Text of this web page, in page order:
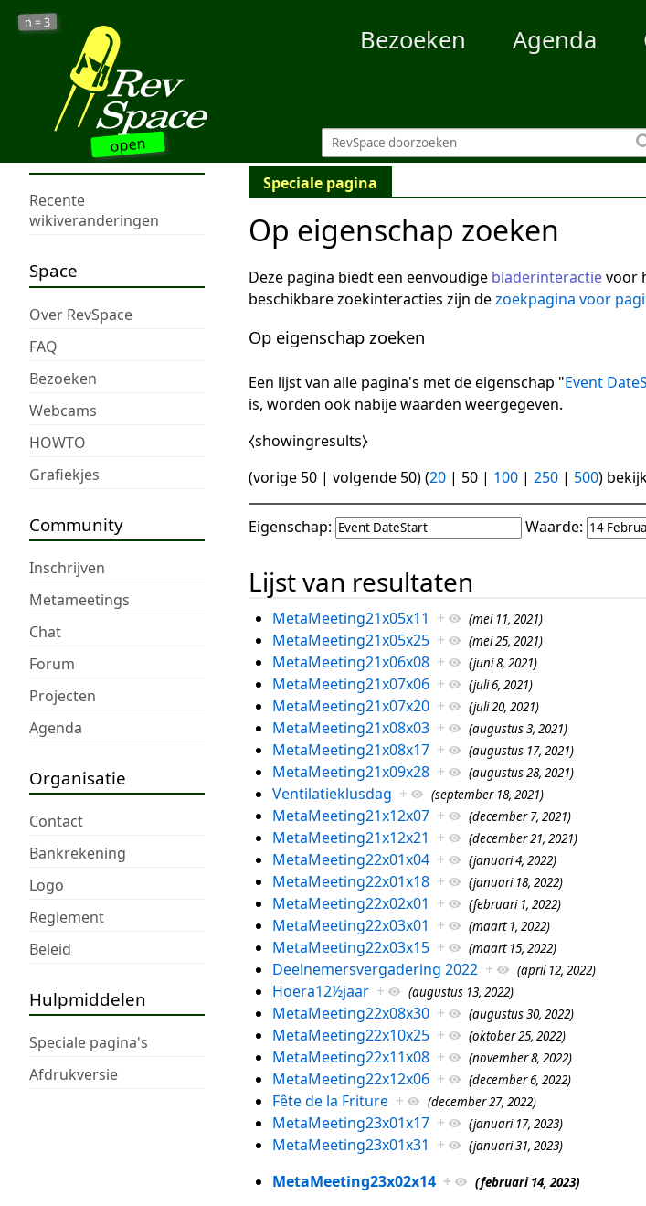
open
n =3
Bezoeken Agenda
Recente
wikiveranderingen
Space
Over RevSpace
FAQ
Bezoeken
Webcams
HOWTO
Grafiekjes
Community
Inschrijven
Metameetings
Chat
Forum
Projecten
Agenda
Organisatie
Contact
Bankrekening
Logo
Reglement
Beleid
Hulpmiddelen
Speciale pagina's
Afdrukversie
Speciale pagina
Op eigenschap zoeken
Deze pagina biedt een eenvoudige bladerinteractievoor
beschikbare zoekinteracties zijn dezoekpagina voor
Op eigenschap zoeken
Een lijst van alle pagina's met de eigenschap "Event
is, worden ook nabije waarden weergegeven.
⧼showingresults⧽
(vorige 50 | volgende 50) (20 | 50 | 100 | 250 | 500)
Eigenschap: Waarde:
Lijst van resultaten
MetaMeeting21x05x11 + (mei 11, 2021)
MetaMeeting21x05x25 + (mei 25, 2021)
MetaMeeting21x06x08 + (juni 8, 2021)
MetaMeeting21x07x06 + (juli 6, 2021)
MetaMeeting21x07x20 + (juli 20, 2021)
MetaMeeting21x08x03 + (augustus 3, 2021)
MetaMeeting21x08x17 + (augustus 17, 2021)
MetaMeeting21x09x28 + (augustus 28, 2021)
Ventilatieklusdag + (september 18, 2021)
MetaMeeting21x12x07 + (december 7, 2021)
MetaMeeting21x12x21 + (december 21, 2021)
MetaMeeting22x01x04 + (januari 4, 2022)
MetaMeeting22x01x18 + (januari 18, 2022)
MetaMeeting22x02x01 + (februari 1, 2022)
MetaMeeting22x03x01 + (maart 1, 2022)
MetaMeeting22x03x15 + (maart 15, 2022)
Deelnemersvergadering 2022 + (april 12, 2022)
Hoera12½jaar + (augustus 13, 2022)
MetaMeeting22x08x30 + (augustus 30, 2022)
MetaMeeting22x10x25 + (oktober 25, 2022)
MetaMeeting22x11x08 + (november 8, 2022)
MetaMeeting22x12x06 + (december 6, 2022)
Fête de la Friture + (december 27, 2022)
MetaMeeting23x01x17 + (januari 17, 2023)
MetaMeeting23x01x31 + (januari 31, 2023)
MetaMeeting23x02x14 + (februari 14, 2023)